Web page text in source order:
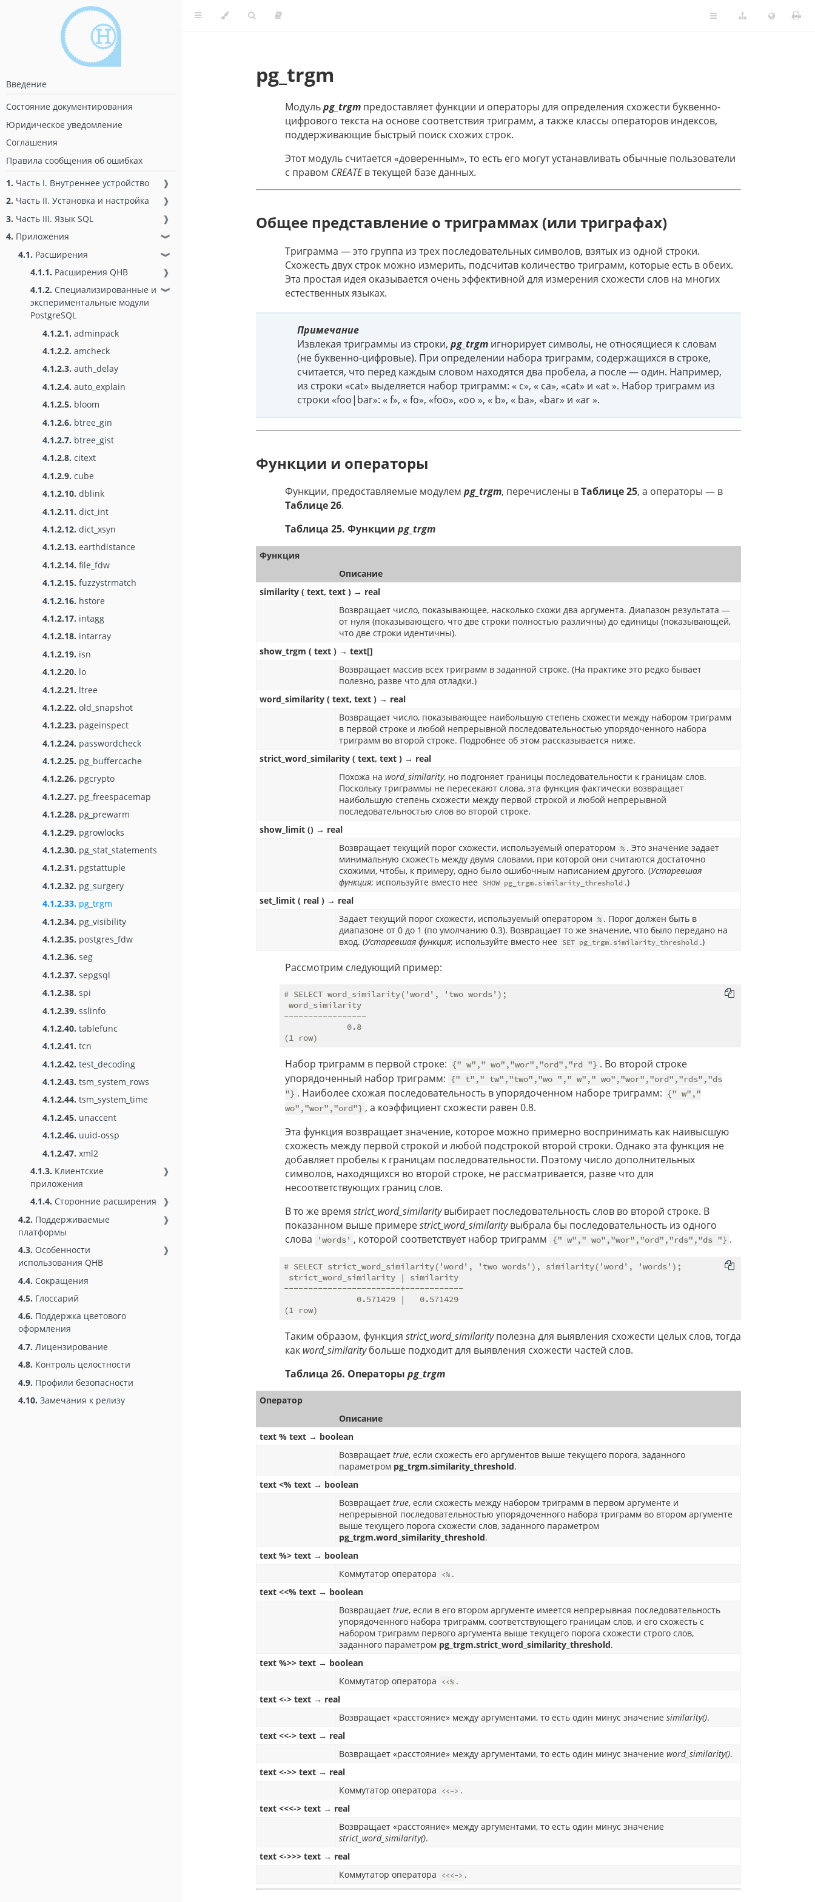
Введение
Состояние документирования
Юридическое уведомление
Соглашения
Правила сообщения об ошибках
1. Часть I. Внутреннее устройство
❱
2. Часть II. Установка и настройка
❱
3. Часть III. Язык SQL
❱
4. Приложения ❱
4.1. Расширения ❱
4.1.1. Расширения QHB
❱
4.1.2. Специализированные и
экспериментальные модули
PostgreSQL
❱
4.1.2.1. adminpack
4.1.2.2. amcheck
4.1.2.3. auth_delay
4.1.2.4. auto_explain
4.1.2.5. bloom
4.1.2.6. btree_gin
4.1.2.7. btree_gist
4.1.2.8. citext
4.1.2.9. cube
4.1.2.10. dblink
4.1.2.11. dict_int
4.1.2.12. dict_xsyn
4.1.2.13. earthdistance
4.1.2.14. file_fdw
4.1.2.15. fuzzystrmatch
4.1.2.16. hstore
4.1.2.17. intagg
4.1.2.18. intarray
4.1.2.19. isn
4.1.2.20. lo
4.1.2.21. ltree
4.1.2.22. old_snapshot
4.1.2.23. pageinspect
4.1.2.24. passwordcheck
4.1.2.25. pg_buffercache
4.1.2.26. pgcrypto
4.1.2.27. pg_freespacemap
4.1.2.28. pg_prewarm
4.1.2.29. pgrowlocks
4.1.2.30. pg_stat_statements
4.1.2.31. pgstattuple
4.1.2.32. pg_surgery
4.1.2.33. pg_trgm
4.1.2.34. pg_visibility
4.1.2.35. postgres_fdw
4.1.2.36. seg
4.1.2.37. sepgsql
4.1.2.38. spi
4.1.2.39. sslinfo
4.1.2.40. tablefunc
4.1.2.41. tcn
4.1.2.42. test_decoding
4.1.2.43. tsm_system_rows
4.1.2.44. tsm_system_time
4.1.2.45. unaccent
4.1.2.46. uuid-ossp
4.1.2.47. xml2
4.1.3. Клиентские
приложения
❱
4.1.4. Сторонние расширения
❱
4.2. Поддерживаемые
платформы
❱
4.3. Особенности
использования QHB
❱
4.4. Сокращения
4.5. Глоссарий
4.6. Поддержка цветового
оформления
4.7. Лицензирование
4.8. Контроль целостности
4.9. Профили безопасности
4.10. Замечания к релизу
pg_trgm
Модульpg_trgm предоставляет функции и операторы для определения схожести буквенно-
цифрового текста на основе соответствия триграмм, а также классы операторов индексов,
поддерживающие быстрый поиск схожих строк.
Этот модуль считается «доверенным», то есть его могут устанавливать обычные пользователи
с правом CREATEв текущей базе данных.
Общее представление о триграммах (или триграфах)
Триграмма — это группа из трех последовательных символов, взятых из одной строки.
Схожесть двух строк можно измерить, подсчитав количество триграмм, которые есть в обеих.
Эта простая идея оказывается очень эффективной для измерения схожести слов на многих
естественных языках.
Примечание
Извлекая триграммы из строки, pg_trgm игнорирует символы, не относящиеся к словам
(не буквенно-цифровые). При определении набора триграмм, содержащихся в строке,
считается, что перед каждым словом находятся два пробела, а после — один. Например,
из строки «cat» выделяется набор триграмм: « c», « ca», «cat» и «at ». Набор триграмм из
строки «foo|bar»: « f», « fo», «foo», «oo », « b», « ba», «bar» и «ar ».
Функции и операторы
Функции, предоставляемые модулем pg_trgm, перечислены вТаблице 25, а операторы — в
Таблице 26.
Таблица 25. Функции pg_trgm
Функция
Описание
similarity ( text, text ) → real
Возвращает число, показывающее, насколько схожи два аргумента. Диапазон результата —
от нуля (показывающего, что две строки полностью различны) до единицы (показывающей,
что две строки идентичны).
show_trgm ( text ) → text[]
Возвращает массив всех триграмм в заданной строке. (На практике это редко бывает
полезно, разве что для отладки.)
word_similarity ( text, text ) → real
Возвращает число, показывающее наибольшую степень схожести между набором триграмм
в первой строке и любой непрерывной последовательностью упорядоченного набора
триграмм во второй строке. Подробнее об этом рассказывается ниже.
strict_word_similarity ( text, text ) → real
Похожа на word_similarity, но подгоняет границы последовательности к границам слов.
Поскольку триграммы не пересекают слова, эта функция фактически возвращает
наибольшую степень схожести между первой строкой и любой непрерывной
последовательностью слов во второй строке.
show_limit () → real
Возвращает текущий порог схожести, используемый оператором % . Это значение задает
минимальную схожесть между двумя словами, при которой они считаются достаточно
схожими, чтобы, к примеру, одно было ошибочным написанием другого. (Устаревшая
функция; используйте вместо нее SHOW pg_trgm.similarity_threshold .)
set_limit ( real ) → real
Задает текущий порог схожести, используемый оператором % . Порог должен быть в
диапазоне от 0 до 1 (по умолчанию 0.3). Возвращает то же значение, что было передано на
вход. (Устаревшая функция; используйте вместо нее SET pg_trgm.similarity_threshold .)
Рассмотрим следующий пример:
# SELECT word_similarity('word', 'two words');
word_similarity
-----------------
             0.8
Набор триграмм в первой строке: {" w"," wo","wor","ord","rd "} . Во второй строке
упорядоченный набор триграмм: {" t"," tw","two","wo "," w"," wo","wor","ord","rds","ds
"} . Наиболее схожая последовательность в упорядоченном наборе триграмм: {" w","
wo","wor","ord"} , а коэффициент схожести равен 0.8.
Эта функция возвращает значение, которое можно примерно воспринимать как наивысшую
схожесть между первой строкой и любой подстрокой второй строки. Однако эта функция не
добавляет пробелы к границам последовательности. Поэтому число дополнительных
символов, находящихся во второй строке, не рассматривается, разве что для
несоответствующих границ слов.
В то же время strict_word_similarityвыбирает последовательность слов во второй строке. В
показанном выше примереstrict_word_similarityвыбрала бы последовательность из одного
слова
'words' , которой соответствует набор триграмм {" w"," wo","wor","ord","rds","ds "} .
# SELECT strict_word_similarity('word', 'two words'), similarity('word', 'words');
strict_word_similarity | similarity
------------------------+------------
               0.571429 |   0.571429
Таким образом, функция strict_word_similarityполезна для выявления схожести целых слов, тогда
как word_similarityбольше подходит для выявления схожести частей слов.
Таблица 26. Операторы pg_trgm
Оператор
Описание
text % text → boolean
Возвращает true, если схожесть его аргументов выше текущего порога, заданного
параметром pg_trgm.similarity_threshold.
text <% text → boolean
Возвращает true, если схожесть между набором триграмм в первом аргументе и
непрерывной последовательностью упорядоченного набора триграмм во втором аргументе
выше текущего порога схожести слов, заданного параметром
pg_trgm.word_similarity_threshold.
text %> text → boolean
Коммутатор оператора
<% .
text <<% text → boolean
Возвращает true, если в его втором аргументе имеется непрерывная последовательность
упорядоченного набора триграмм, соответствующего границам слов, и его схожесть с
набором триграмм первого аргумента выше текущего порога схожести строго слов,
заданного параметром pg_trgm.strict_word_similarity_threshold.
text %>> text → boolean
Коммутатор оператора
<<% .
text <-> text → real
Возвращает «расстояние» между аргументами, то есть один минус значение similarity().
text <<-> text → real
Возвращает «расстояние» между аргументами, то есть один минус значение word_similarity().
text <->> text → real
Коммутатор оператора
<<-> .
text <<<-> text → real
Возвращает «расстояние» между аргументами, то есть один минус значение
strict_word_similarity().
text <->>> text → real
Коммутатор оператора
<<<-> .